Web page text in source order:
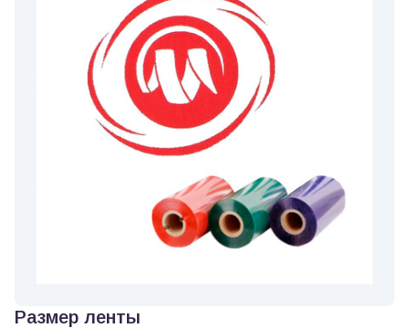
Размер ленты